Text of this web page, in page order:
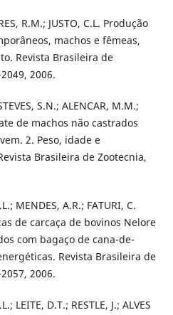
R.M.; JUSTO, C.L. Produção
machos e fêmeas,
Revista Brasileira de
2006.
S.N.; ALENCAR, M.M.;
de machos não castrados
2. Peso, idade e
Brasileira de Zootecnia,
MENDES, A.R.; FATURI, C.
de carcaça de bovinos Nelore
com bagaço de cana-de-
Revista Brasileira de
2006.
LEITE, D.T.; RESTLE, J.; ALVES